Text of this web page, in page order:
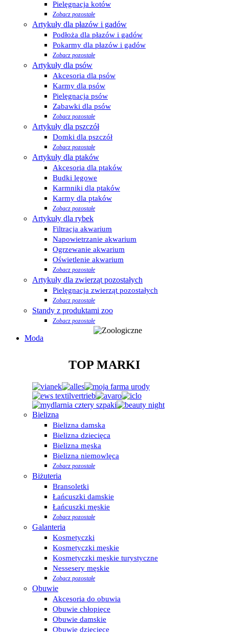
Pielęgnacja kotów
Zobacz pozostałe
Artykuły dla płazów i gadów
Podłoża dla płazów i gadów
Pokarmy dla płazów i gadów
Zobacz pozostałe
Artykuły dla psów
Akcesoria dla psów
Karmy dla psów
Pielęgnacja psów
Zabawki dla psów
Zobacz pozostałe
Artykuły dla pszczół
Domki dla pszczół
Zobacz pozostałe
Artykuły dla ptaków
Akcesoria dla ptaków
Budki lęgowe
Karmniki dla ptaków
Karmy dla ptaków
Zobacz pozostałe
Artykuły dla rybek
Filtracja akwarium
Napowietrzanie akwarium
Ogrzewanie akwarium
Oświetlenie akwarium
Zobacz pozostałe
Artykuły dla zwierząt pozostałych
Pielęgnacja zwierząt pozostałych
Zobacz pozostałe
Standy z produktami zoo
Zobacz pozostałe
Moda
TOP MARKI
Bielizna
Bielizna damska
Bielizna dziecięca
Bielizna męska
Bielizna niemowlęca
Zobacz pozostałe
Biżuteria
Bransoletki
Łańcuszki damskie
Łańcuszki męskie
Zobacz pozostałe
Galanteria
Kosmetyczki
Kosmetyczki męskie
Kosmetyczki męskie turystyczne
Nessesery męskie
Zobacz pozostałe
Obuwie
Akcesoria do obuwia
Obuwie chłopięce
Obuwie damskie
Obuwie dziecięce